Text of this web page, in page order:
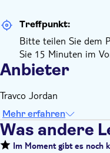
Treffpunkt:
Bitte teilen Sie dem
Sie 15 Minuten im
Anbieter
Travco Jordan
Mehr erfahren
Was andere
Im Moment gibt es noch